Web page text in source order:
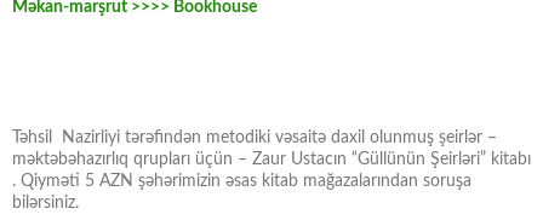
Məkan-marşrut >>>> Bookhouse
Təhsil Nazirliyi tərəfindən metodiki vəsaitə daxil olunmuş şeirlər –
məktəbəhazırlıq qrupları üçün – Zaur Ustacın “Güllünün Şeirləri” kitabı
. Qiyməti 5 AZN şəhərimizin əsas kitab mağazalarından soruşa
bilərsiniz.